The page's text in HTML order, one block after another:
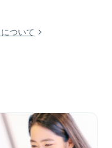
ついて